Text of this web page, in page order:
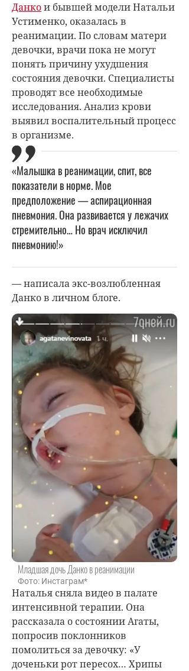
Данкои бывшей модели Натальи
Устименко, оказалась в
реанимации. По словам матери
девочки, врачи пока не могут
понять причину ухудшения
состояния девочки. Специалисты
проводят все необходимые
исследования. Анализ крови
выявил воспалительный процесс
в организме.
«Малышка в реанимации, спит, все
показатели в норме. Мое
предположение — аспирационная
пневмония. Она развивается у лежачих
стремительно… Но врач исключил
пневмонию!»
— написала экс-возлюбленная
Данков личном блоге.
Младшая дочь Данко в реанимации
Фото: Инстаграм*
Наталья сняла видео в палате
интенсивной терапии. Она
рассказала о состоянии Агаты,
попросив поклонников
помолиться за девочку: «У
доченьки рот пересох… Хрипы